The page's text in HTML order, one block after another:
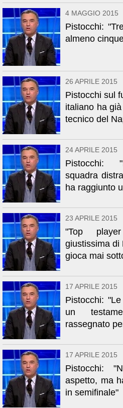
4 MAGGIO 2015
Pistocchi:
almeno
26 APRILE 2015
Pistocchi sul
italiano ha
tecnico del
24 APRILE 2015
Pistocchi:
squadra
ha raggiunto
23 APRILE 2015
"Top
giustissima di
gioca mai
17 APRILE 2015
Pistocchi:
un
rassegnato
17 APRILE 2015
Pistocchi:
aspetto, ma
in semifinale"